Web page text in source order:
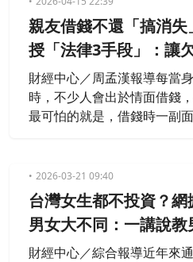
積電，並揭露自己的「5大
景氣好壞，日子都能如常安
親友借錢不還「搞消
授「法律3手段」：讓
財經中心／周孟漢報導每當
時，不少人會出於情面借錢
最可怕的就是，借錢時一副
其實不必動怒，只要懂得運
能討回公道，還能讓這筆無
利率5%的合法收益，讓對方
2026-03-21 09:40
台灣女生都不投資？網
男女大不同：一講說教
財經中心／綜合報導近年來